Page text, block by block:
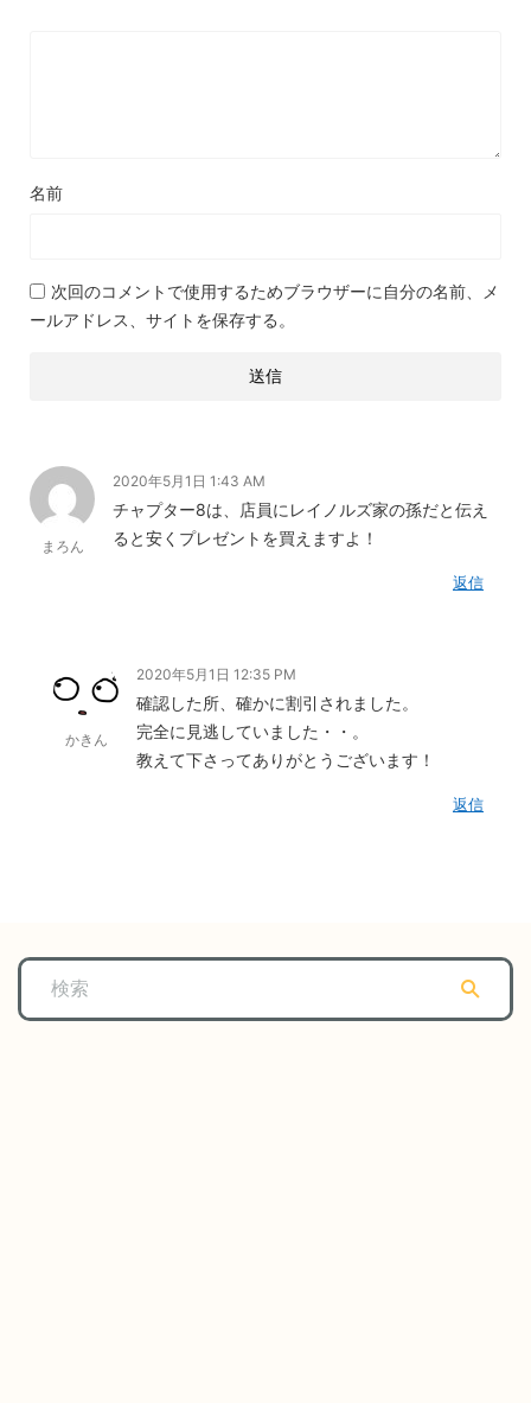
名前
次回のコメントで使用するためブラウザーに自分の名前、メ
ールアドレス、サイトを保存する。
まろん
2020年5月1日 1:43 AM
チャプター8は、店員にレイノルズ家の孫だと伝え
ると安くプレゼントを買えますよ！
返信
かきん
2020年5月1日 12:35 PM
確認した所、確かに割引されました。
完全に見逃していました・・。
教えて下さってありがとうございます！
返信